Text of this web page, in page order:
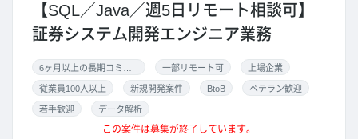
【SQL／Java／週5日リモート相談可】
証券システム開発エンジニア業務
一部リモート可 上場企業
従業員100人以上 新規開発案件 BtoB ベテラン歓迎
若手歓迎 データ解析
この案件は募集が終了しています。